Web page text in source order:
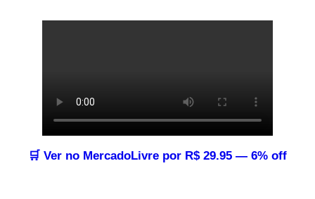
🛒 Ver no MercadoLivre por R$ 29.95 — 6% off